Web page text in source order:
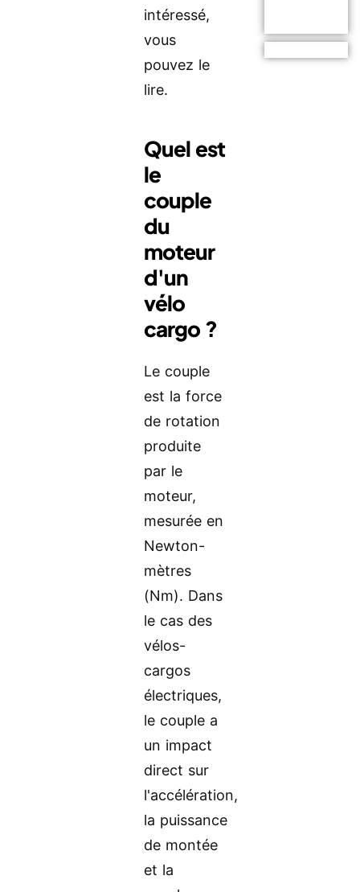
intéressé,
vous
pouvez le
lire.
Quel est
le
couple
du
moteur
d'un
vélo
cargo ?
Le couple
est la force
de rotation
produite
par le
moteur,
mesurée en
Newton-
mètres
(Nm). Dans
le cas des
vélos-
cargos
électriques,
le couple a
un impact
direct sur
l'accélération,
la puissance
de montée
et la